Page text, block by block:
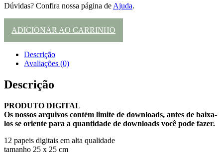
Dúvidas? Confira nossa página de Ajuda.
ADICIONAR AO CARRINHO
Descrição
Avaliações (0)
Descrição
PRODUTO DIGITAL
Os nossos arquivos contém limite de downloads, antes de baixa-
los se oriente para a quantidade de downloads você pode fazer.
12 papeis digitais em alta qualidade
tamanho 25 x 25 cm